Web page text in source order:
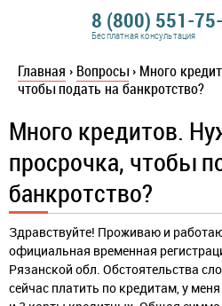
8 (800) 551-
Бесплатная консультация
Главная › Вопросы › Много
чтобы подать на банкротство?
Много кредитов.
просрочка, чтобы
банкротство?
Здравствуйте! Проживаю и
официальная временная
Рязанской обл. Обстоятельства
сейчас платить по кредитам, у